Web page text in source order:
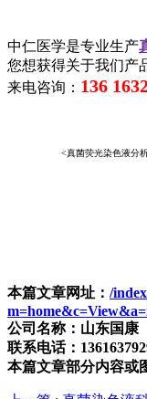
中仁医学是专业生产
您想获得关于我们产
来电咨询： 136
<真菌荧光染色液分
本篇文章网址： /
公司名称：山东国康
联系电话：
本篇文章部分内容或